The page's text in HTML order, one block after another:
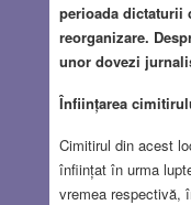
perioada dictaturii
reorganizare.
unor dovezi
Înființarea
Cimitirul din acest
înființat în urma
vremea respectivă,